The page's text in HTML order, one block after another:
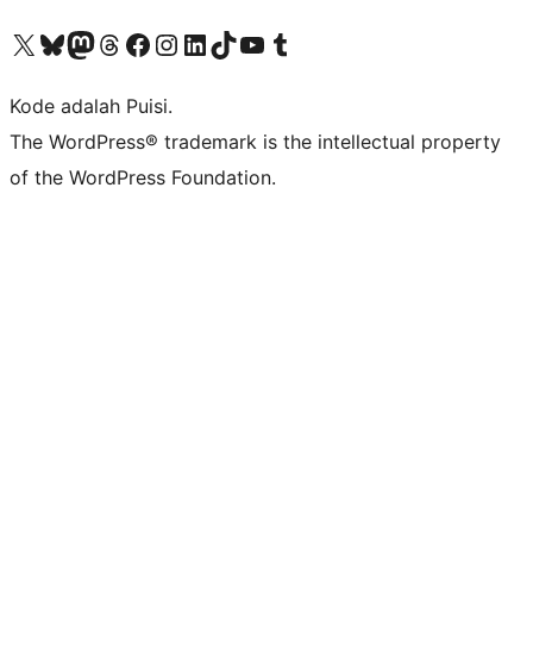
Kunjungi akun X (sebelumnya Twitter) kamiVisit our Bluesky account
Kunjungi akun Mastodon kami
Visit our Threads account
Kunjungi halaman Facebook kamiKunjungi akun Instagram kamiKunjungi akun LinkedIn kami
Visit our TikTok account
Kunjungi channel YouTube kamiVisit our Tumblr account
Kode adalah Puisi.
The WordPress® trademark is the intellectual property
of the WordPress Foundation.